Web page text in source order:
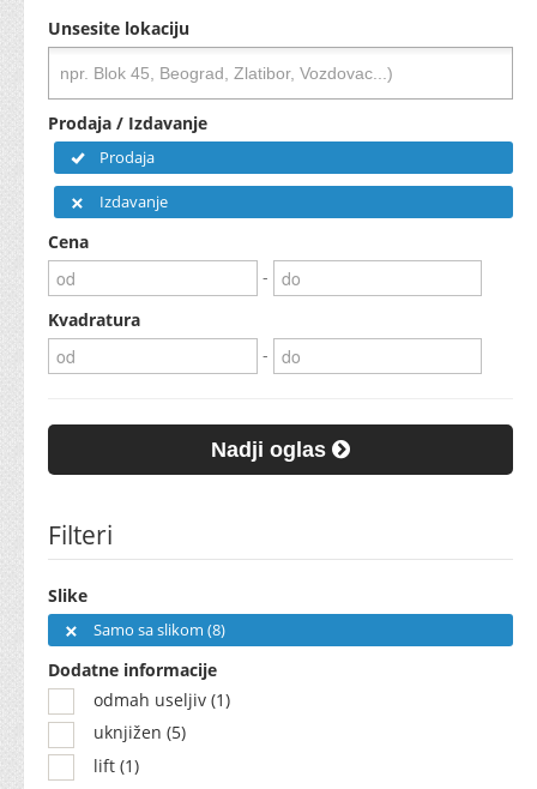
Unsesite lokaciju
Prodaja / Izdavanje
Prodaja
Izdavanje
Cena
-
Kvadratura
-
Nadji oglas
Filteri
Slike
Samo sa slikom (8)
Dodatne informacije
odmah useljiv (1)
uknjižen (5)
lift (1)